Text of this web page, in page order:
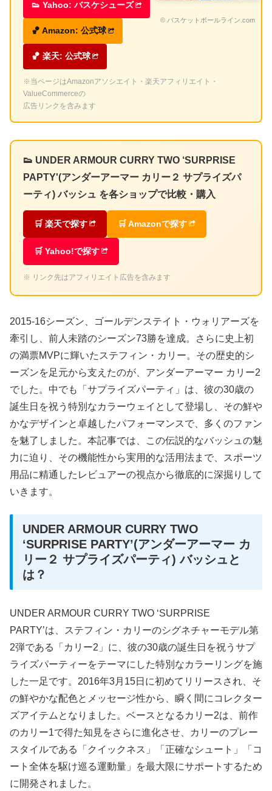
© バスケットボールライン.com
👟 Yahoo: バスケシューズ
🏀 Amazon: 公式球
🏀 楽天: 公式球
※当ページはAmazonアソシエイト・楽天アフィリエイト・
ValueCommerceの
広告リンクを含みます
👟 UNDER ARMOUR CURRY TWO ‘SURPRISE
PAPTY'(アンダーアーマー カリー２ サプライズパ
ーティ) バッシュ を各ショップで比較・購入
🛒 楽天で探す 🛒 Amazonで探す
🛒 Yahoo!で探す
※ リンク先はアフィリエイト広告を含みます
2015-16シーズン、ゴールデンステイト・ウォリアーズを
牽引し、前人未踏のシーズン73勝を達成。さらに史上初
の満票MVPに輝いたステフィン・カリー。その歴史的シ
ーズンを足元から支えたのが、アンダーアーマー カリー2
でした。中でも「サプライズパーティ」は、彼の30歳の
誕生日を祝う特別なカラーウェイとして登場し、その鮮や
かなデザインと卓越したパフォーマンスで、多くのファン
を魅了しました。本記事では、この伝説的なバッシュの魅
力に迫り、その機能性から実用的な活用法まで、スポーツ
用品に精通したレビュアーの視点から徹底的に深掘りして
いきます。
UNDER ARMOUR CURRY TWO
‘SURPRISE PARTY’(アンダーアーマー カ
リー２ サプライズパーティ) バッシュと
は？
UNDER ARMOUR CURRY TWO ‘SURPRISE
PARTY’は、ステフィン・カリーのシグネチャーモデル第
2弾である「カリー2」に、彼の30歳の誕生日を祝うサプ
ライズパーティーをテーマにした特別なカラーリングを施
した一足です。2016年3月15日に初めてリリースされ、そ
の鮮やかな配色とメッセージ性から、瞬く間にコレクター
ズアイテムとなりました。ベースとなるカリー2は、前作
のカリー1で得た知見をさらに進化させ、カリーのプレー
スタイルである「クイックネス」「正確なシュート」「コ
ート全体を駆け巡る運動量」を最大限にサポートするため
に開発されました。